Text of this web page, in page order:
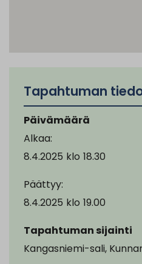
Tapahtuman
Päivämäärä
Alkaa:
8.4.2025 klo 18.30
Päättyy:
8.4.2025 klo 19.00
Tapahtuman sijainti
Kangasniemi-sali,